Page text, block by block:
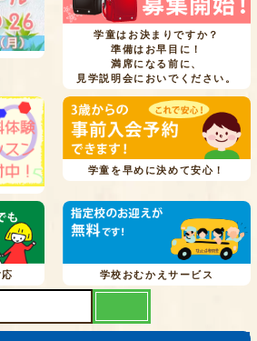
学童はお決まりですか？
準備はお早目に！
満席になる前に、
見学説明会においでください。
学童を早めに決めて安心！
学校おむかえサービス